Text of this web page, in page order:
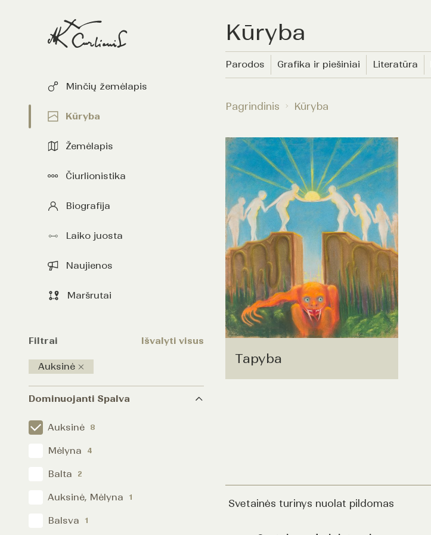
Minčių žemėlapis
Kūryba
Žemėlapis
Čiurlionistika
Biografija
Laiko juosta
Naujienos
Maršrutai
Filtrai Išvalyti visus
Auksinė
Dominuojanti Spalva
Auksinė 8
Mėlyna 4
Balta 2
Auksinė, Mėlyna 1
Balsva 1
Kūryba
Parodos Grafika ir piešiniai Literatūra
Pagrindinis Kūryba
Tapyba
Svetainės turinys nuolat pildomas